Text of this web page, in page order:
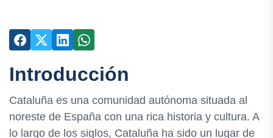
Introducción
Cataluña es una comunidad autónoma situada al
noreste de España con una rica historia y cultura. A
lo largo de los siglos, Cataluña ha sido un lugar de